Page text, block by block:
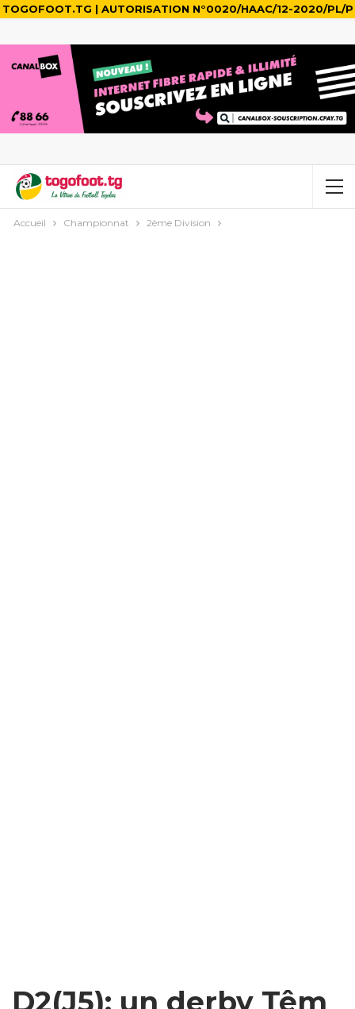
TOGOFOOT.TG | AUTORISATION N°0020/HAAC/12-2020/PL/P
Accueil Championnat 2ème Division
D2(J5): un derby Têm